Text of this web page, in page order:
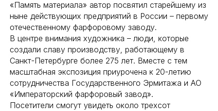
«Память материала» автор посвятил старейшему из
ныне действующих предприятий в России – первому
отечественному фарфоровому заводу.
В центре внимания художника – люди, которые
создали славу производству, работающему в
Санкт-Петербурге более 275 лет. Вместе с тем
масштабная экспозиция приурочена к 20-летию
сотрудничества Государственного Эрмитажа и АО
«Императорский фарфоровый завод».
Посетители смогут увидеть около трехсот